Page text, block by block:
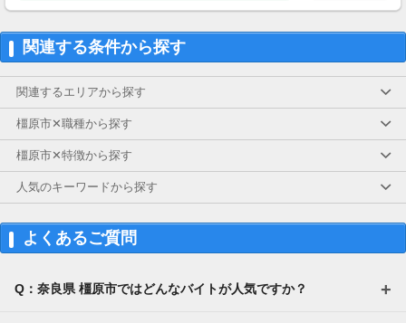
関連する条件から探す
関連するエリアから探す
橿原市✕職種から探す
橿原市✕特徴から探す
人気のキーワードから探す
よくあるご質問
Q：奈良県 橿原市ではどんなバイトが人気ですか？